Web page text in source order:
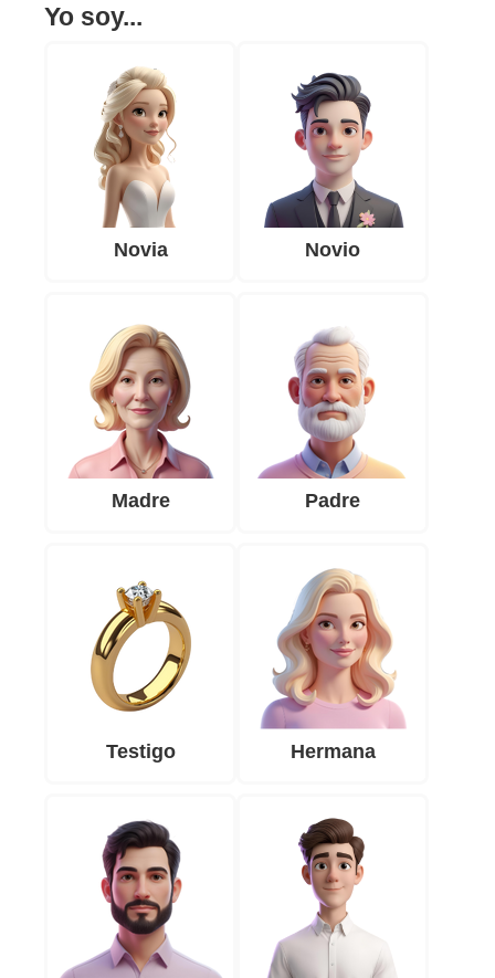
Yo soy...
Novia Novio
Madre Padre
Testigo Hermana